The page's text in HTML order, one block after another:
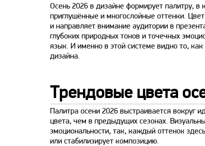
Осень 2026 в дизайне формирует палитру,
приглушённые и многослойные оттенки.
и направляет внимание аудитории в
глубоких природных тонов и точечных
язык. И именно в этой системе видно то, как
дизайна.
Трендовые цвета
Палитра осени 2026 выстраивается вокруг
цвета, чем в предыдущих сезонах.
эмоциональности, так, каждый оттенок
или стабилизирует композицию.